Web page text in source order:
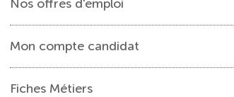
Nos offres d'emploi
Mon compte candidat
Fiches Métiers